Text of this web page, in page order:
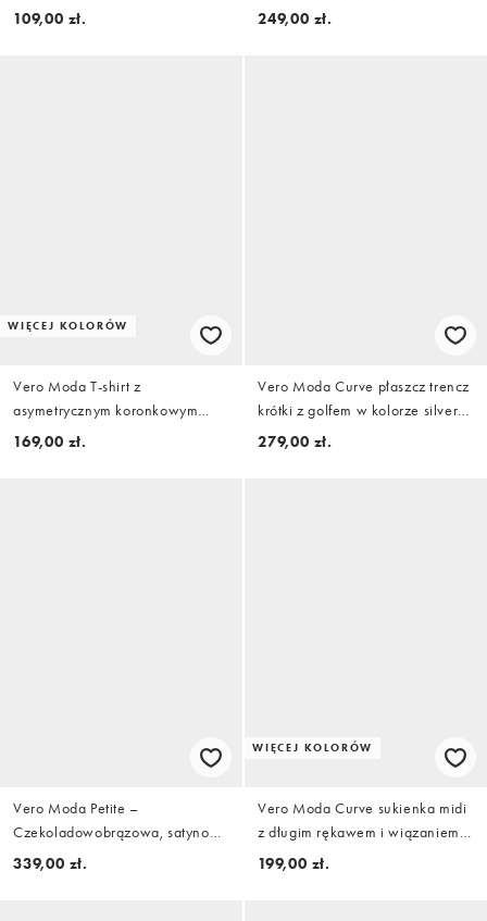
109,00 zł.
zestawu w kolorze granatowym
249,00 zł.
WIĘCEJ KOLORÓW
Vero Moda T-shirt z
asymetrycznym koronkowym
detalem w czekoladowym brązie
169,00 zł.
Vero Moda Curve płaszcz trencz
krótki z golfem w kolorze silver
mink
279,00 zł.
Vero Moda Petite –
Czekoladowobrązowa, satynowa
sukienka midi na ramiączkach, z
339,00 zł.
WIĘCEJ KOLORÓW
Vero Moda Curve sukienka midi
z długim rękawem i wiązaniem
w kolorze burgundowym
199,00 zł.